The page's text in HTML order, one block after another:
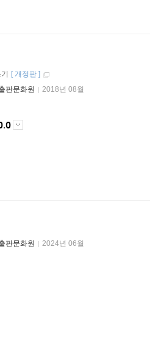
[개정판 ]
판문화원 2018년 08월
판문화원 2024년 06월